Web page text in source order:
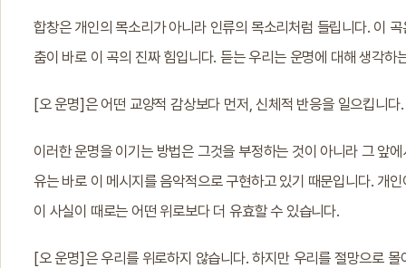
합창은 개인의 목소리가 아니라 인류의 목소리처럼 들립니다. 이
춤이 바로 이 곡의 진짜 힘입니다. 듣는 우리는 운명에 대해 생각하
[오 운명]은 어떤 교양적 감상보다 먼저, 신체적 반응을 일으킵니
이러한 운명을 이기는 방법은 그것을 부정하는 것이 아니라 그 앞
유는 바로 이 메시지를 음악적으로 구현하고 있기 때문입니다. 개
이 사실이 때로는 어떤 위로보다 더 유효할 수 있습니다.
[오 운명]은 우리를 위로하지 않습니다. 하지만 우리를 절망으로